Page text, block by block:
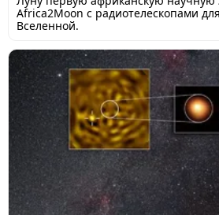
Africa2Moon с радиотелескопами
Вселенной.